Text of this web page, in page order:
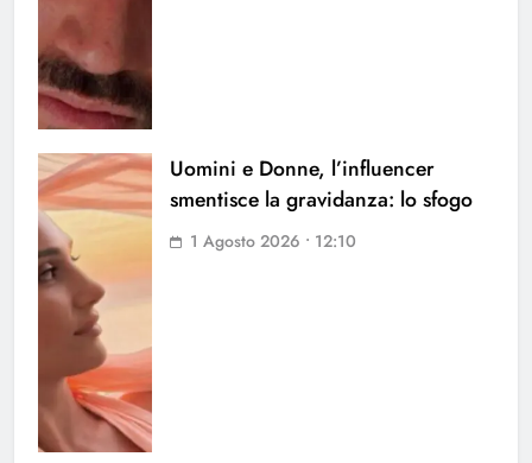
Uomini e Donne, l’influencer
smentisce la gravidanza: lo sfogo
1 Agosto 2026 • 12:10